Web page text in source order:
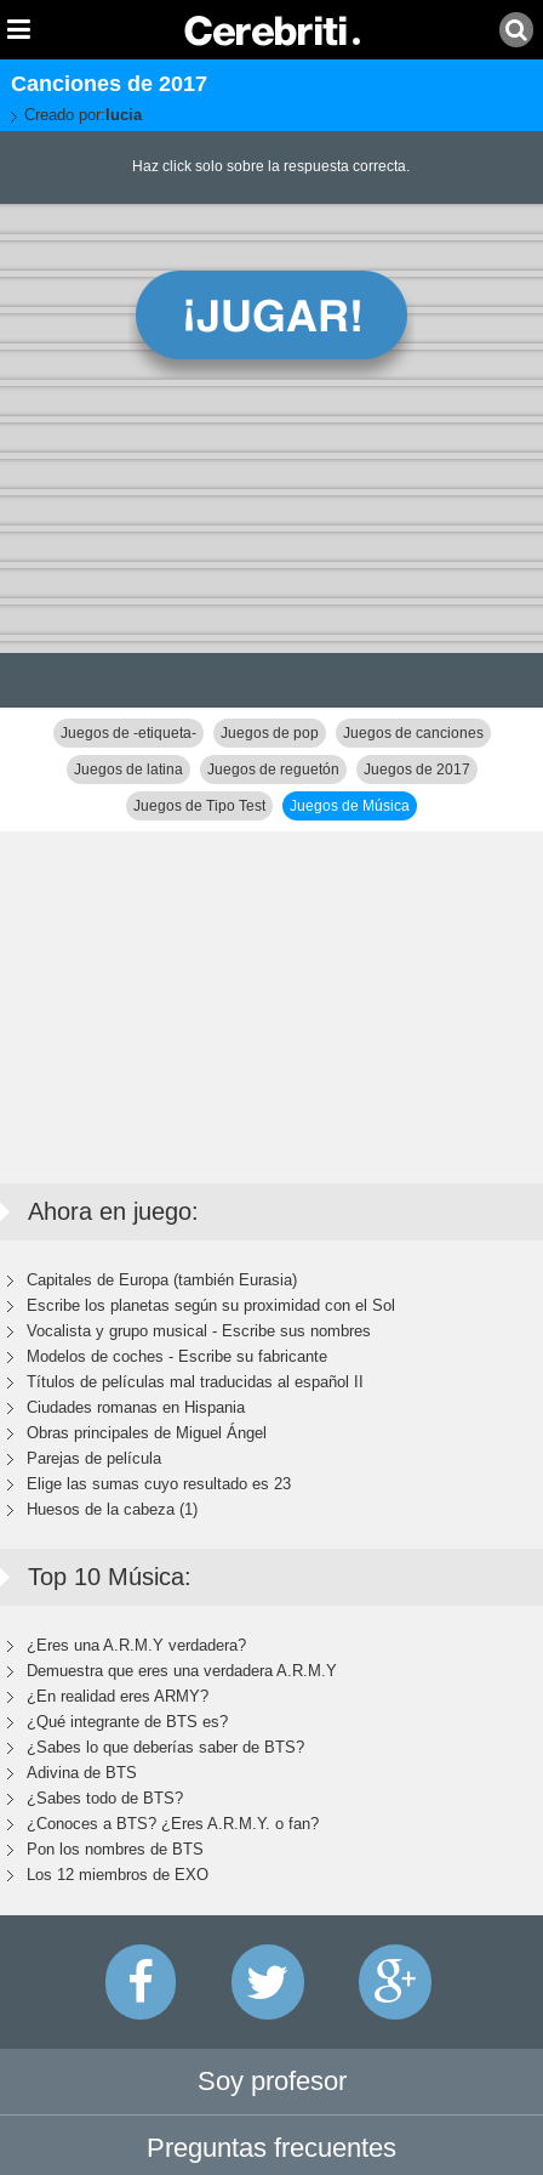
Canciones de 2017
Creado por: lucia
Haz click solo sobre la respuesta correcta.
Juegos de -etiqueta- Juegos de pop Juegos de canciones
Juegos de latina Juegos de reguetón Juegos de 2017
Juegos de Tipo Test Juegos de Música
Ahora en juego:
Capitales de Europa (también Eurasia)
Escribe los planetas según su proximidad con el Sol
Vocalista y grupo musical - Escribe sus nombres
Modelos de coches - Escribe su fabricante
Títulos de películas mal traducidas al español II
Ciudades romanas en Hispania
Obras principales de Miguel Ángel
Parejas de película
Elige las sumas cuyo resultado es 23
Huesos de la cabeza (1)
Top 10 Música:
¿Eres una A.R.M.Y verdadera?
Demuestra que eres una verdadera A.R.M.Y
¿En realidad eres ARMY?
¿Qué integrante de BTS es?
¿Sabes lo que deberías saber de BTS?
Adivina de BTS
¿Sabes todo de BTS?
¿Conoces a BTS? ¿Eres A.R.M.Y. o fan?
Pon los nombres de BTS
Los 12 miembros de EXO
Soy profesor
Preguntas frecuentes